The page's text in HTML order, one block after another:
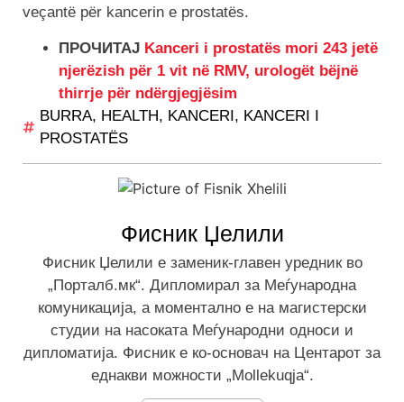
veçantë për kancerin e prostatës.
ПРОЧИТАЈ Kanceri i prostatës mori 243 jetë
njerëzish për 1 vit në RMV, urologët bëjnë
thirrje për ndërgjegjësim
BURRA, HEALTH, KANCERI, KANCERI I
PROSTATËS
Фисник Џелили
Фисник Џелили е заменик-главен уредник во
„Порталб.мк“. Дипломирал за Меѓународна
комуникација, а моментално е на магистерски
студии на насоката Меѓународни односи и
дипломатија. Фисник е ко-основач на Центарот за
еднакви можности „Mollekuqja“.